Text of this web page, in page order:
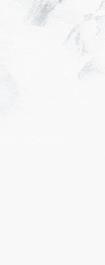
Wildkogel – Neukirchen/​